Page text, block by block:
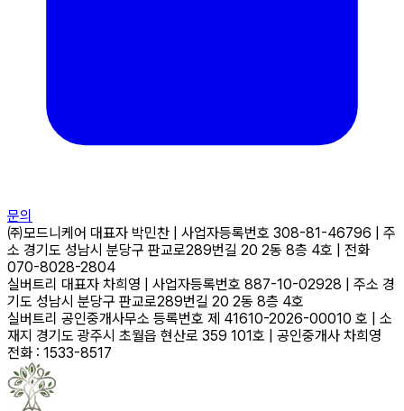
문의
㈜모드니케어 대표자 박민찬 사업자등록번호 308-81-46796
주
소 경기도 성남시 분당구 판교로289번길 20 2동 8층 4호
전화
070-8028-2804
실버트리 대표자 차희영 사업자등록번호 887-10-02928 주소 경
기도 성남시 분당구 판교로289번길 20 2동 8층 4호
실버트리 공인중개사무소 등록번호 제 41610-2026-00010 호
소
재지 경기도 광주시 초월읍 현산로 359 101호 공인중개사 차희영
전화 : 1533-8517